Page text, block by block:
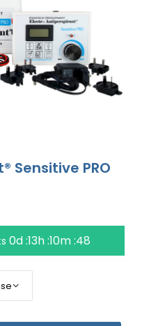
Sensitive PRO
0d :13h :10m :47